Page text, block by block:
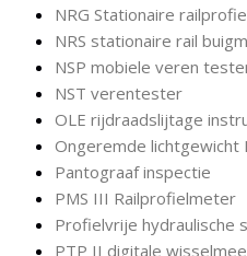
NRG Stationaire
NRS stationaire rail
NSP mobiele veren
NST verentester
OLE rijdraadslijtage
Ongeremde lichtgewicht
Pantograaf inspectie
PMS III Railprofielmeter
Profielvrije hydraulische
PTP II digitale